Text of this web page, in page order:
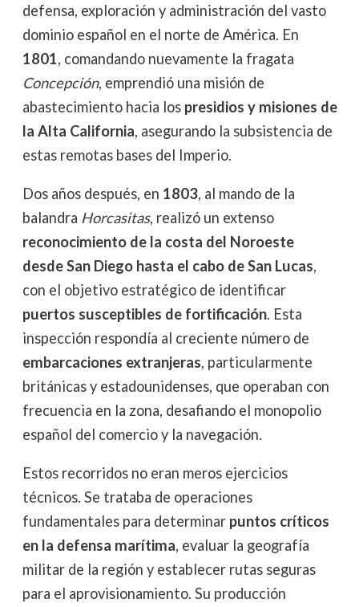
defensa, exploración y administración del vasto
dominio español en el norte de América. En
1801, comandando nuevamente la fragata
Concepción, emprendió una misión de
abastecimiento hacia los presidios y misiones de
la Alta California, asegurando la subsistencia de
estas remotas bases del Imperio.
Dos años después, en 1803, al mando de la
balandra Horcasitas, realizó un extenso
reconocimiento de la costa del Noroeste
desde San Diego hasta el cabo de San Lucas,
con el objetivo estratégico de identificar
puertos susceptibles de fortificación. Esta
inspección respondía al creciente número de
embarcaciones extranjeras, particularmente
británicas y estadounidenses, que operaban con
frecuencia en la zona, desafiando el monopolio
español del comercio y la navegación.
Estos recorridos no eran meros ejercicios
técnicos. Se trataba de operaciones
fundamentales para determinar puntos críticos
en la defensa marítima, evaluar la geografía
militar de la región y establecer rutas seguras
para el aprovisionamiento. Su producción